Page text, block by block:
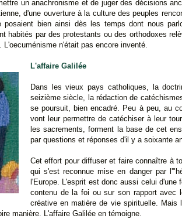
un anachronisme et de juger des décisions
d'une ouverture à la culture des peuples
posaient bien ainsi dès les temps dont nous
habités par des protestants ou des orthodoxes
L'oecuménisme n'était pas encore inventé.
L'affaire Galilée
Dans les vieux pays catholiques, la
seizième siècle, la rédaction de
se poursuit, bien encadré. Peu à peu, au
vont leur permettre de catéchiser à leur
les sacrements, forment la base de cet
par questions et réponses d'il y a soixante
Cet effort pour diffuser et faire connaître à
qui s'est reconnue mise en danger par
l'Europe. L'esprit est donc aussi celui
contenu de la foi ou sur son rapport
créative en matière de vie spirituelle.
manière. L'affaire Galilée en témoigne.